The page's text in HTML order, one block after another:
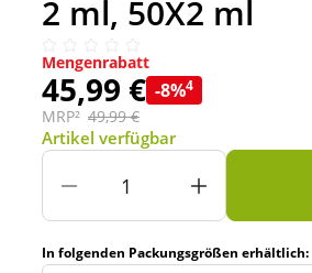
2 ml, 50X2 ml
Mengenrabatt
45,99 € -8%4
MRP² 49,99 €
Artikel verfügbar
In folgenden Packungsgrößen erhältlich: